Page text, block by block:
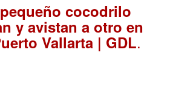
cocodrilo
y avistan a otro en
Vallarta | GDL.